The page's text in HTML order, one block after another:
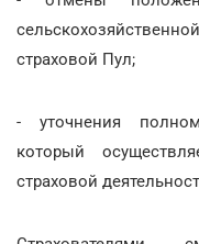
страховой Пул;
- уточнения
который
страховой